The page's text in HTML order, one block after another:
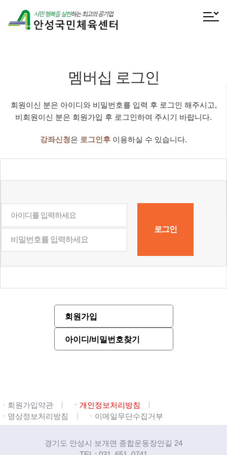
전체메
멤버십 로그인
회원이신 분은 아이디와 비밀번호를 입력 후 로그인 해주시고,
비회원이신 분은 회원가입 후 로그인하여 주시기 바랍니다.
강좌신청은 로그인후 이용하실 수 있습니다.
회원가입
아이디/비밀번호찾기
ㆍ회원가입약관
ㆍ개인정보처리방침
ㆍ영상정보처리방침
ㆍ이메일무단수집거부
경기도 안성시 보개면 종합운동장안길 24